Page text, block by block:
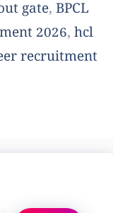
gate, BPCL
2026, hcl
recruitment